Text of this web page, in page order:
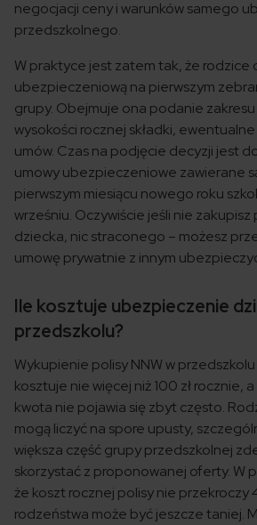
negocjacji ceny i warunków samego
przedszkolnego.
W praktyce jest zatem tak, że rodzice
ubezpieczeniową na pierwszym
grupy. Obejmuje ona podanie
wysokości rocznej składki,
umów. Czas na podjęcie decyzji jest
umowy ubezpieczeniowe zawierane
pierwszym miesiącu nowego roku
wrześniu. Oczywiście jeśli nie
dziecka, nic straconego – możesz
umowę prywatnie z innym
Ile kosztuje ubezpieczenie
przedszkolu?
Wykupienie polisy NNW w
kosztuje nie więcej niż 100 zł rocznie,
kwota nie pojawia się zbyt często.
mogą liczyć na spore upusty,
większa część grupy przedszkolnej
skorzystać z proponowanej oferty. W
że koszt rocznej polisy nie przekroczy
rodzeństwa może być jeszcze taniej.